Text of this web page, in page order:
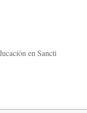
en Sancti